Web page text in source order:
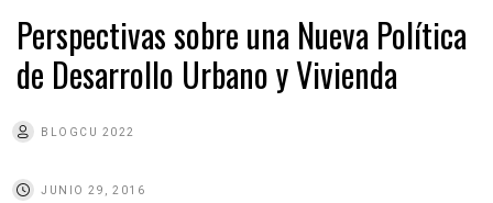
Perspectivas sobre una Nueva Política
de Desarrollo Urbano y Vivienda
BLOGCU 2022
JUNIO 29, 2016